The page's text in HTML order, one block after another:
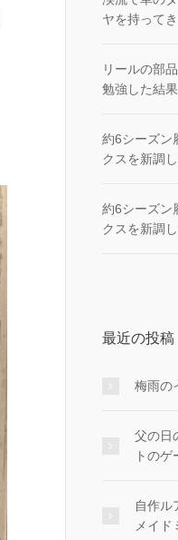
ヤを持って
リールの部
勉強した結果
約6シーズン
クスを新調
約6シーズン
クスを新調
最近の投稿
梅雨の
父の日
トのゲ
自作ル
メイド